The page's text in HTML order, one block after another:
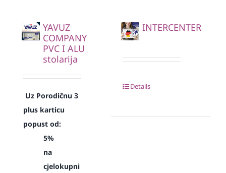
YAVUZ
COMPANY
PVC I ALU
stolarija
Uz Porodičnu 3
plus karticu
popust od:
5%
na
cjelokupni
INTERCENTER
Details